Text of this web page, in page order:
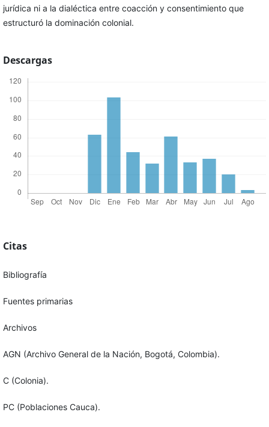
jurídica ni a la dialéctica entre coacción y consentimiento que
estructuró la dominación colonial.
Descargas
Citas
Bibliografía
Fuentes primarias
Archivos
AGN (Archivo General de la Nación, Bogotá, Colombia).
C (Colonia).
PC (Poblaciones Cauca).